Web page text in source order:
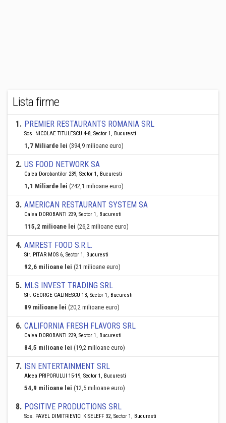
Lista firme
1. PREMIER RESTAURANTS ROMANIA SRL
Sos. NICOLAE TITULESCU 4-8, Sector 1, Bucuresti
1,7 Miliarde lei (394,9 milioane euro)
2. US FOOD NETWORK SA
Calea Dorobantilor 239, Sector 1, Bucuresti
1,1 Miliarde lei (242,1 milioane euro)
3. AMERICAN RESTAURANT SYSTEM SA
Calea DOROBANTI 239, Sector 1, Bucuresti
115,2 milioane lei (26,2 milioane euro)
4. AMREST FOOD S.R.L.
Str. PITAR MOS 6, Sector 1, Bucuresti
92,6 milioane lei (21 milioane euro)
5. MLS INVEST TRADING SRL
Str. GEORGE CALINESCU 13, Sector 1, Bucuresti
89 milioane lei (20,2 milioane euro)
6. CALIFORNIA FRESH FLAVORS SRL
Calea DOROBANTI 239, Sector 1, Bucuresti
84,5 milioane lei (19,2 milioane euro)
7. ISN ENTERTAINMENT SRL
Aleea PRIPORULUI 15-19, Sector 1, Bucuresti
54,9 milioane lei (12,5 milioane euro)
8. POSITIVE PRODUCTIONS SRL
Sos. PAVEL DIMITRIEVICI KISELEFF 32, Sector 1, Bucuresti